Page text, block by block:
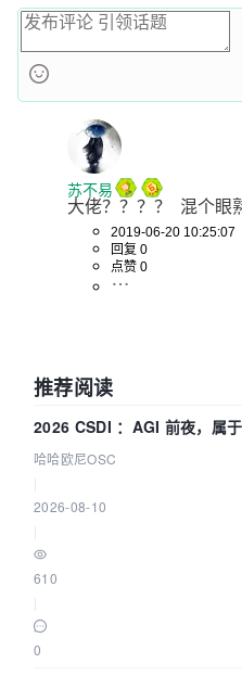
苏不易
大佬？？？？  混个眼
2019-06-20 10:25:07
回复 0
点赞 0
推荐阅读
2026 CSDI ：AGI 前夜，属
哈哈欧尼OSC
2026-08-10
610
0